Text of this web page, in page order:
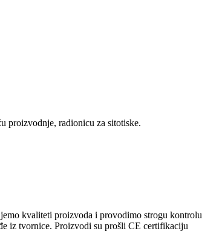
proizvodnje, radionicu za sitotiske.
kvaliteti proizvoda i provodimo strogu kontrolu
iz tvornice. Proizvodi su prošli CE certifikaciju